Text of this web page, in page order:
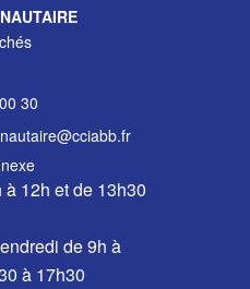
30
12h et de 13h30
de 9h à
à 17h30